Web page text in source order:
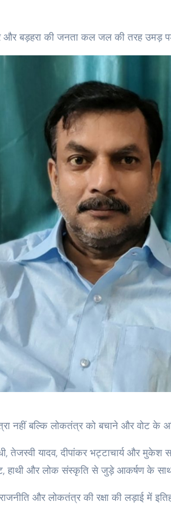
और बड़हरा की जनता कल जल की तरह उमड़
नहीं बल्कि लोकतंत्र को बचाने और वोट के
तेजस्वी यादव, दीपांकर भट्टाचार्य और मुकेश
हाथी और लोक संस्कृति से जुड़े आकर्षण के
और लोकतंत्र की रक्षा की लड़ाई में